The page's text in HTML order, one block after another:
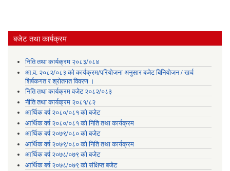
बजेट तथा कार्यक्रम
निति तथा कार्यक्रम २०८३/०८४
आ.व. २०८२/०८३ को कार्यक्रम/परियोजना अनुसार बजेट बिनियोजन / खर्च
शिर्षकगत र श्रोतगत विवरण ।
निति तथा कार्यक्रम वजेट २०८२/०८३
नीति तथा कार्यक्रम २०८१/८२
आर्थिक बर्ष २०८०/०८१ को बजेट
आर्थिक वर्ष २०८०/०८१ को निति तथा कार्यक्रम
आर्थिक बर्ष २०७९/०८० को बजेट
आर्थिक वर्ष २०७९/०८० को निति तथा कार्यक्रम
आर्थिक बर्ष २०७८/०७९ को बजेट
आर्थिक बर्ष २०७८/०७९ को संक्षिप्त बजेट